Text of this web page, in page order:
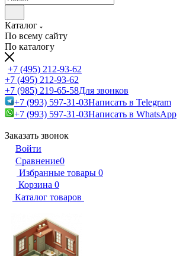
Каталог
По всему сайту
По каталогу
+7 (495) 212-93-62
+7 (495) 212-93-62
+7 (985) 219-65-58Для звонков
+7 (993) 597-31-03Написать в Telegram
+7 (993) 597-31-03Написать в WhatsApp
Заказать звонок
Войти
Сравнение0
Избранные товары 0
Корзина 0
Каталог товаров